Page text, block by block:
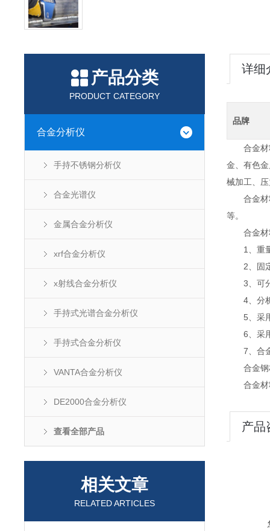
产品分类
PRODUCT CATEGORY
合金分析仪
手持不锈钢分析仪
合金光谱仪
金属合金分析仪
xrf合金分析仪
x射线合金分析仪
手持式光谱合金分析仪
手持式合金分析仪
VANTA合金分析仪
DE2000合金分析仪
查看全部产品
相关文章
RELATED ARTICLES
详细
品牌
合金材料
金、有色
械加工、
合金材料
等。
合金材
1、重量
2、固定
3、可分
4、分析
5、采用“
6、采用
7、合金
合金钢材
合金材料
产品